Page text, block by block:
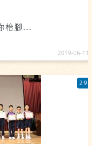
枱腳...
2019-06-11
29